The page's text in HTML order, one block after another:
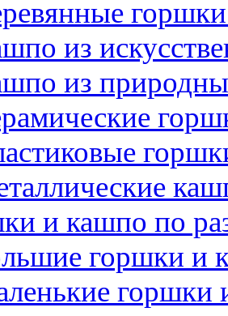
из
из
и кашпо по
горшки и
горшки